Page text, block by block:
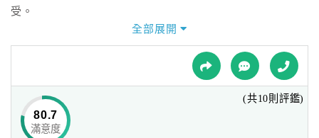
球
網
受。
峰林山莊民宿的成立，可以適時的讓遊客在水里多作停留了
進出集集、日月潭、埔里住宿又多增加一個選擇，解決觀光
人潮住宿的問題。
全部展開
80.7
滿意度
(共10則評鑑)